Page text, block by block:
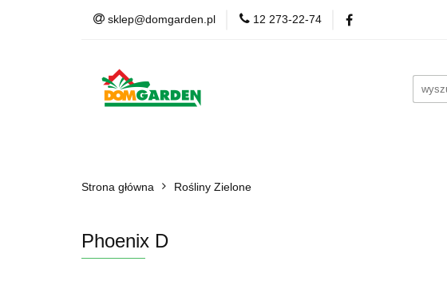
sklep@domgarden.pl 12 273-22-74
Doniczki i osłonki
Strona główna Rośliny Zielone
Phoenix D